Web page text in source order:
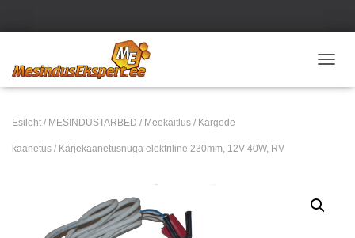
Esileht / MESINDUSTARBED / Meekäitlus / Kärgede
kaanetus / Kärjekaanetusnuga elektriline 230mm, 12V-40W, RV